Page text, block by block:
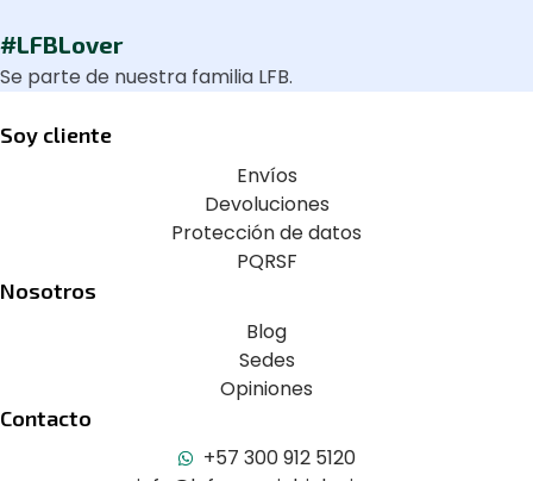
#LFBLover
Se parte de nuestra familia LFB.
Soy cliente
Envíos
Devoluciones
Protección de datos
PQRSF
Nosotros
Blog
Sedes
Opiniones
Contacto
+57 300 912 5120